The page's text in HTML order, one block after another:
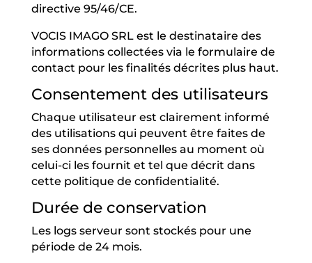
directive 95/46/CE.
VOCIS IMAGO SRL est le destinataire des
informations collectées via le formulaire de
contact pour les finalités décrites plus haut.
Consentement des utilisateurs
Chaque utilisateur est clairement informé
des utilisations qui peuvent être faites de
ses données personnelles au moment où
celui-ci les fournit et tel que décrit dans
cette politique de confidentialité.
Durée de conservation
Les logs serveur sont stockés pour une
période de 24 mois.